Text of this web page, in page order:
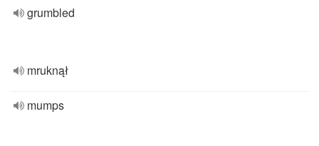
grumbled
mruknął
mumps